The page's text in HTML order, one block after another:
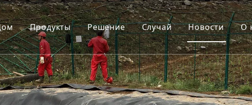
Продукты Решение Случай Новости О